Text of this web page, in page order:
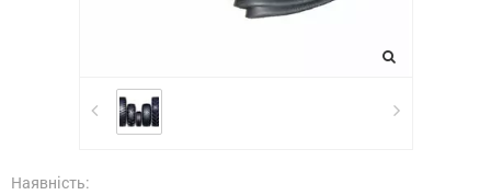
Наявність: